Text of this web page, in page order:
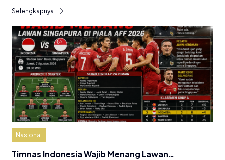
Selengkapnya
Nasional
Timnas Indonesia Wajib Menang Lawan…